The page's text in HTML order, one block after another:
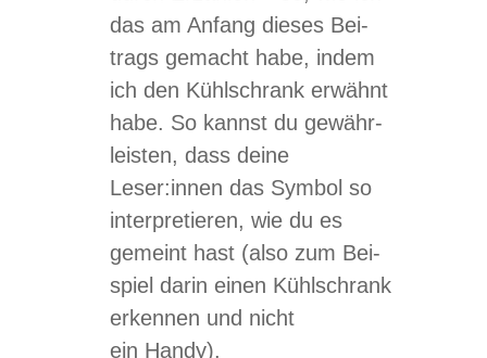
das am Anfang die­ses Bei­
trags gemacht habe, indem
ich den Kühl­schrank erwähnt
habe. So kannst du gewähr­
leis­ten, dass deine
Leser:innen das Sym­bol so
inter­pre­tie­ren, wie du es
gemeint hast (also zum Bei­
spiel darin einen Kühl­schrank
erken­nen und nicht
ein Handy).